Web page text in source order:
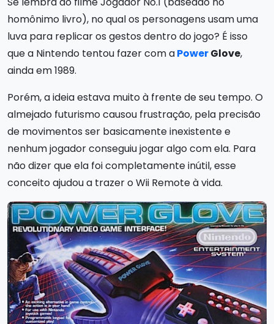
homônimo livro), no qual os personagens usam uma
luva para replicar os gestos dentro do jogo? É isso
que a Nintendo tentou fazer com aPowerGlove,
ainda em 1989.
Porém, a ideia estava muito à frente de seu tempo. O
almejado futurismo causou frustração, pela precisão
de movimentos ser basicamente inexistente e
nenhum jogador conseguiu jogar algo com ela. Para
não dizer que ela foi completamente inútil, esse
conceito ajudou a trazer o Wii Remote à vida.